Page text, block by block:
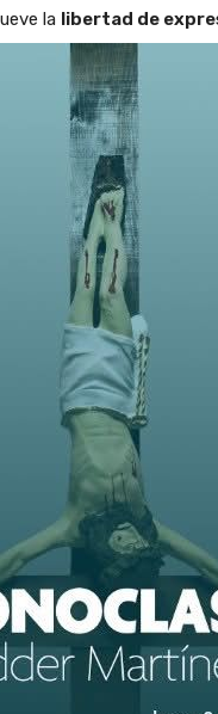
la libertad de